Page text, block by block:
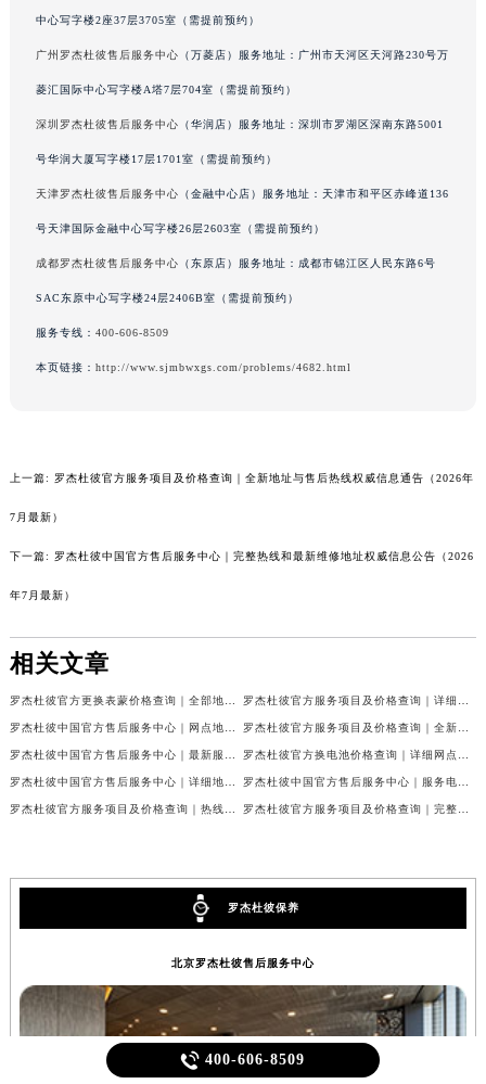
中心写字楼2座37层3705室（需提前预约）
广州罗杰杜彼售后服务中心 （万菱店）服务地址：广州市天河区天河路230号万
菱汇国际中心写字楼A塔7层704室（需提前预约）
深圳罗杰杜彼售后服务中心 （华润店）服务地址：深圳市罗湖区深南东路5001
号华润大厦写字楼17层1701室（需提前预约）
天津罗杰杜彼售后服务中心 （金融中心店）服务地址：天津市和平区赤峰道136
号天津国际金融中心写字楼26层2603室（需提前预约）
成都罗杰杜彼售后服务中心 （东原店）服务地址：成都市锦江区人民东路6号
SAC东原中心写字楼24层2406B室（需提前预约）
服务专线： 400-606-8509
本页链接： http://www.sjmbwxgs.com/problems/4682.html
上一篇: 罗杰杜彼官方服务项目及价格查询｜全新地址与售后热线权威信息通告（2026年
7月最新）
下一篇: 罗杰杜彼中国官方售后服务中心｜完整热线和最新维修地址权威信息公告（2026
年7月最新）
相关文章
罗杰杜彼官方更换表蒙价格查询｜全部地址与客服热线权威信息公告（2026年7月最新） 罗杰杜彼官方服务项目及价格查询｜详细地址与客服电话权威信息通告（2026年7月最新）
罗杰杜彼中国官方售后服务中心｜网点地址及售后热线权威信息声明（2026年7月最新） 罗杰杜彼官方服务项目及价格查询｜全新维修地址和售后服务电话权威信息声明（2026年7月最新）
罗杰杜彼中国官方售后服务中心｜最新服务电话及全部官方地址权威信息通知（2026年7月最新） 罗杰杜彼官方换电池价格查询｜详细网点地址及客服热线权威信息公告（2026年7月最新）
罗杰杜彼中国官方售后服务中心｜详细地址与售后电话权威信息公告（2026年7月最新） 罗杰杜彼中国官方售后服务中心｜服务电话及详细地址权威信息公告（2026年7月最新）
罗杰杜彼官方服务项目及价格查询｜热线和全部网点地址权威信息通知（2026年7月最新） 罗杰杜彼官方服务项目及价格查询｜完整维修地址及售后电话权威信息通知（2026年7月最新）
罗杰杜彼保养
北京罗杰杜彼售后服务中心
 400-606-8509